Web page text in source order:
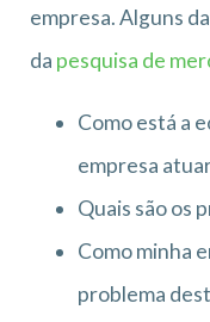
empresa. Alguns
da pesquisa de
Como está a
empresa
Quais são os
Como minha
problema